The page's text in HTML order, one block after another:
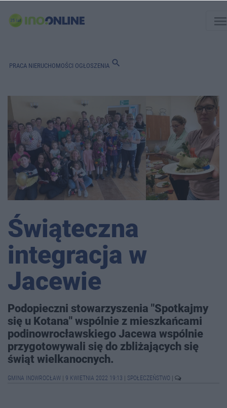
PRACA NIERUCHOMOŚCI OGŁOSZENIA search
Świąteczna
integracja w
Jacewie
Podopieczni stowarzyszenia "Spotkajmy
się u Kotana" wspólnie z mieszkańcami
podinowrocławskiego Jacewa wspólnie
przygotowywali się do zbliżających się
świąt wielkanocnych.
GMINA INOWROCŁAW 9 KWIETNIA 2022 19:13 SPOŁECZEŃSTWO